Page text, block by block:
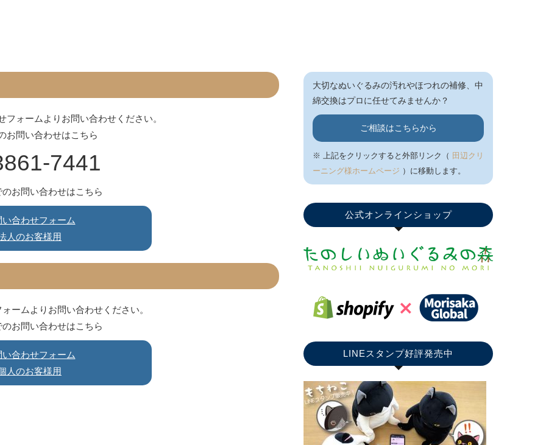
フォームよりお問い合わせください。
お問い合わせはこちら
7441
お問い合わせはこちら
い合わせフォーム
人のお客様用
ームよりお問い合わせください。
お問い合わせはこちら
い合わせフォーム
人のお客様用
大切なぬいぐるみの汚れやほつれの補修、中
綿交換はプロに任せてみませんか？
ご相談はこちらから
※ 上記をクリックすると外部リンク（ 田辺クリ
ーニング様ホームページ ）に移動します。
公式オンラインショップ
LINEスタンプ好評発売中